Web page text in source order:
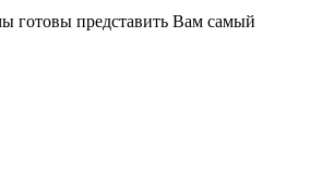
готовы представить Вам самый